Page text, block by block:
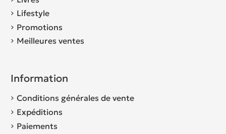
Lifestyle
Promotions
Meilleures ventes
Information
Conditions générales de vente
Expéditions
Paiements